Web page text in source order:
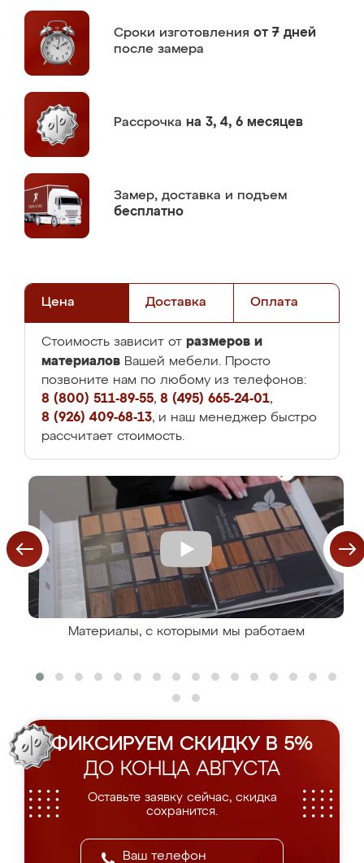
Сроки изготовления от 7 дней
после замера
Рассрочка на 3, 4, 6 месяцев
Замер, доставка и подъем
бесплатно
Цена Доставка Оплата
Стоимость зависит от размеров и
материалов Вашей мебели. Просто
позвоните нам по любому из телефонов:
8 (800) 511-89-55, 8 (495) 665-24-01,
8 (926) 409-68-13, и наш менеджер быстро
рассчитает стоимость.
Материалы, с которыми мы работаем
ФИКСИРУЕМ СКИДКУ В 5%
ДО КОНЦА АВГУСТА
Оставьте заявку сейчас, скидка
сохранится.